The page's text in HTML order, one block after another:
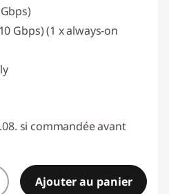
Gbps) (1 x always-on
si commandée avant
Ajouter au panier